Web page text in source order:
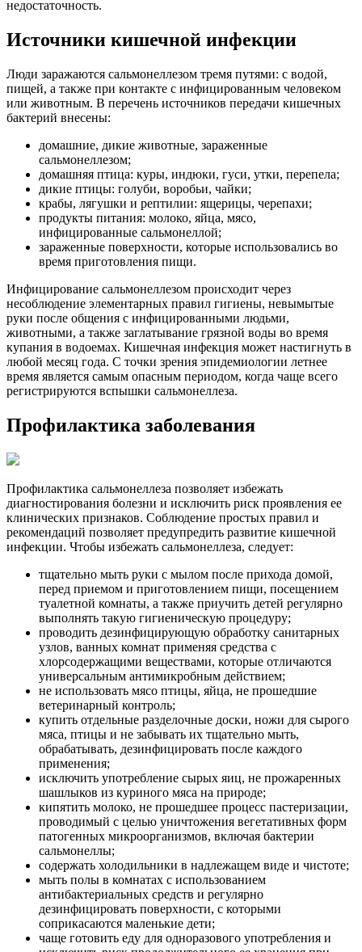
недостаточность.
Источники кишечной инфекции
Люди заражаются сальмонеллезом тремя путями: с водой,
пищей, а также при контакте с инфицированным человеком
или животным. В перечень источников передачи кишечных
бактерий внесены:
домашние, дикие животные, зараженные
сальмонеллезом;
домашняя птица: куры, индюки, гуси, утки, перепела;
дикие птицы: голуби, воробьи, чайки;
крабы, лягушки и рептилии: ящерицы, черепахи;
продукты питания: молоко, яйца, мясо,
инфицированные сальмонеллой;
зараженные поверхности, которые использовались во
время приготовления пищи.
Инфицирование сальмонеллезом происходит через
несоблюдение элементарных правил гигиены, невымытые
руки после общения с инфицированными людьми,
животными, а также заглатывание грязной воды во время
купания в водоемах. Кишечная инфекция может настигнуть в
любой месяц года. С точки зрения эпидемиологии летнее
время является самым опасным периодом, когда чаще всего
регистрируются вспышки сальмонеллеза.
Профилактика заболевания
Профилактика сальмонеллеза позволяет избежать
диагностирования болезни и исключить риск проявления ее
клинических признаков. Соблюдение простых правил и
рекомендаций позволяет предупредить развитие кишечной
инфекции. Чтобы избежать сальмонеллеза, следует:
тщательно мыть руки с мылом после прихода домой,
перед приемом и приготовлением пищи, посещением
туалетной комнаты, а также приучить детей регулярно
выполнять такую гигиеническую процедуру;
проводить дезинфицирующую обработку санитарных
узлов, ванных комнат применяя средства с
хлорсодержащими веществами, которые отличаются
универсальным антимикробным действием;
не использовать мясо птицы, яйца, не прошедшие
ветеринарный контроль;
купить отдельные разделочные доски, ножи для сырого
мяса, птицы и не забывать их тщательно мыть,
обрабатывать, дезинфицировать после каждого
применения;
исключить употребление сырых яиц, не прожаренных
шашлыков из куриного мяса на природе;
кипятить молоко, не прошедшее процесс пастеризации,
проводимый с целью уничтожения вегетативных форм
патогенных микроорганизмов, включая бактерии
сальмонеллы;
содержать холодильники в надлежащем виде и чистоте;
мыть полы в комнатах с использованием
антибактериальных средств и регулярно
дезинфицировать поверхности, с которыми
соприкасаются маленькие дети;
чаще готовить еду для одноразового употребления и